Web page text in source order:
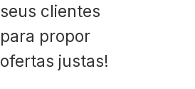
seus clientes
para propor
ofertas justas!